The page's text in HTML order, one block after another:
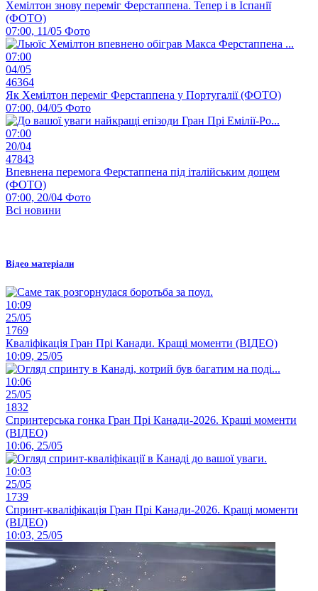
Хемілтон знову переміг Ферстаппена. Тепер і в Іспанії
(ФОТО)
07:00, 11/05 Фото
07:00
04/05
46364
Як Хемілтон переміг Ферстаппена у Португалії (ФОТО)
07:00, 04/05 Фото
07:00
20/04
47843
Впевнена перемога Ферстаппена під італійським дощем
(ФОТО)
07:00, 20/04 Фото
Всі новини
Відео матеріали
10:09
25/05
1769
Кваліфікація Гран Прі Канади. Кращі моменти (ВІДЕО)
10:09, 25/05
10:06
25/05
1832
Спринтерська гонка Гран Прі Канади-2026. Кращі моменти
(ВІДЕО)
10:06, 25/05
10:03
25/05
1739
Спринт-кваліфікація Гран Прі Канади-2026. Кращі моменти
(ВІДЕО)
10:03, 25/05